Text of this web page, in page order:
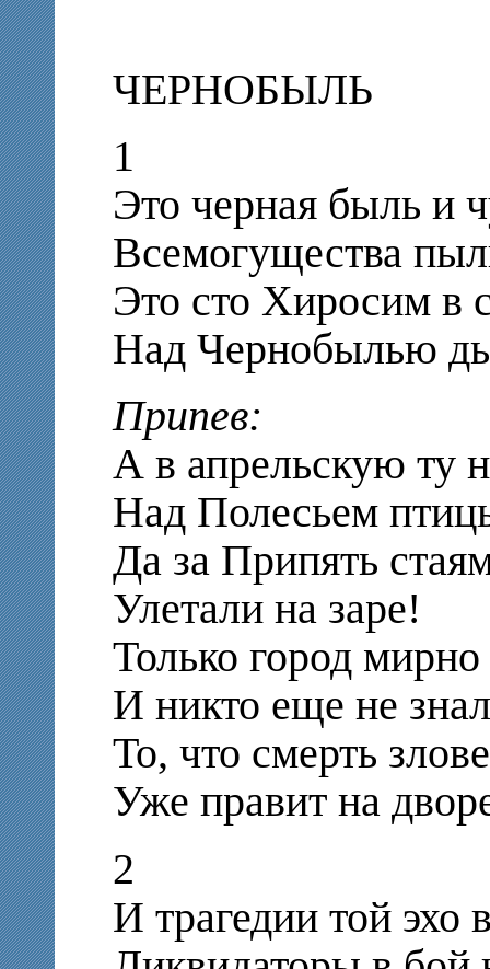
ЧЕРНОБЫЛЬ
1
Это черная быль и
Всемогущества
Это сто Хиросим в
Над Чернобылью
Припев:
А в апрельскую ту
Над Полесьем
Да за Припять
Улетали на заре!
Только город мирно
И никто еще не
То, что смерть
Уже правит на
2
И трагедии той эхо